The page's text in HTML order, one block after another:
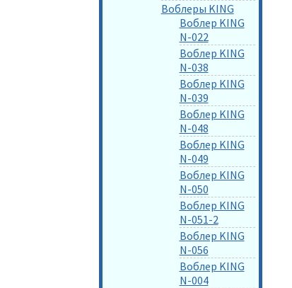
Воблеры KING
Воблер KING
N-022
Воблер KING
N-038
Воблер KING
N-039
Воблер KING
N-048
Воблер KING
N-049
Воблер KING
N-050
Воблер KING
N-051-2
Воблер KING
N-056
Воблер KING
N-004